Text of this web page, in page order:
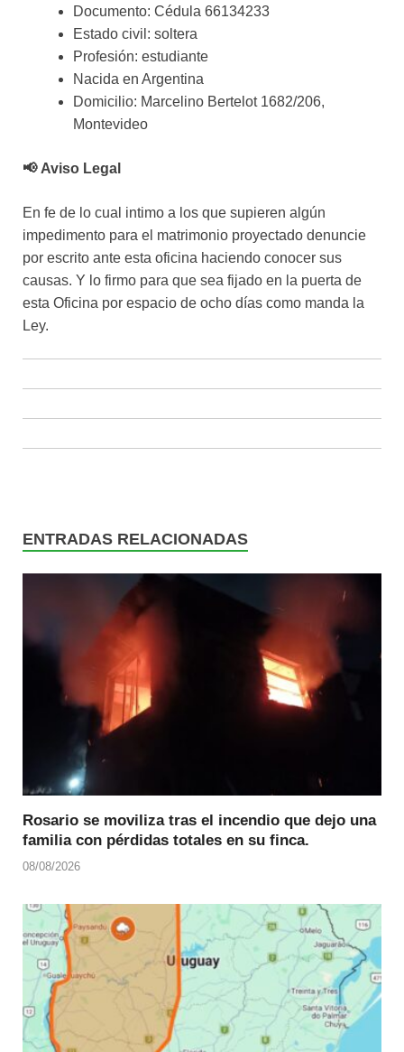
Documento: Cédula 66134233
Estado civil: soltera
Profesión: estudiante
Nacida en Argentina
Domicilio: Marcelino Bertelot 1682/206,
Montevideo
📢 Aviso Legal
En fe de lo cual intimo a los que supieren algún
impedimento para el matrimonio proyectado denuncie
por escrito ante esta oficina haciendo conocer sus
causas. Y lo firmo para que sea fijado en la puerta de
esta Oficina por espacio de ocho días como manda la
Ley.
ENTRADAS RELACIONADAS
Rosario se moviliza tras el incendio que dejo una
familia con pérdidas totales en su finca.
08/08/2026